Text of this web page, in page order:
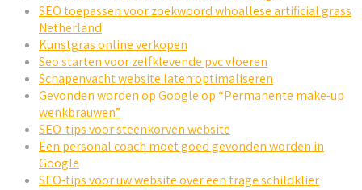
SEO toepassen voor zoekwoord whoallese artificial grass
Netherland
Kunstgras online verkopen
Seo starten voor zelfklevende pvc vloeren
Schapenvacht website laten optimaliseren
Gevonden worden op Google op “Permanente make-up
wenkbrauwen”
SEO-tips voor steenkorven website
Een personal coach moet goed gevonden worden in
Google
SEO-tips voor uw website over een trage schildklier